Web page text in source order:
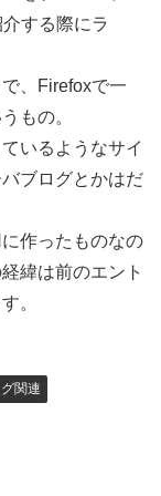
する際にラ
、Firefoxで一
もの。
いるようなサイ
ブログとかはだ
作ったものなの
緯は前のエント
。
関連